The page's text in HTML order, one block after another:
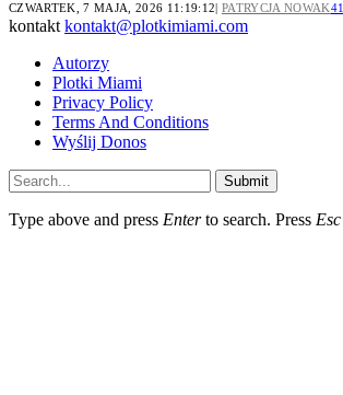
CZWARTEK, 7 MAJA, 2026 11:19:12 PATRYCJA NOWAK41
kontakt kontakt@plotkimiami.com
Autorzy
Plotki Miami
Privacy Policy
Terms And Conditions
Wyślij Donos
Submit
Type above and press Enterto search. Press Esc